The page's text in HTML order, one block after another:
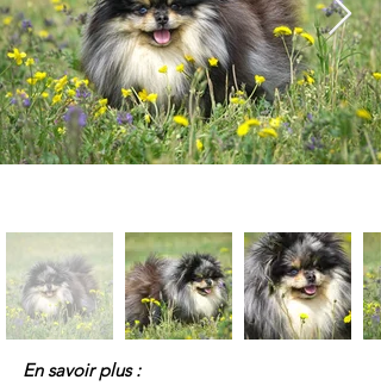
En savoir plus :